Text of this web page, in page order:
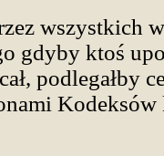
wszystkich
gdyby ktoś
podlegałby